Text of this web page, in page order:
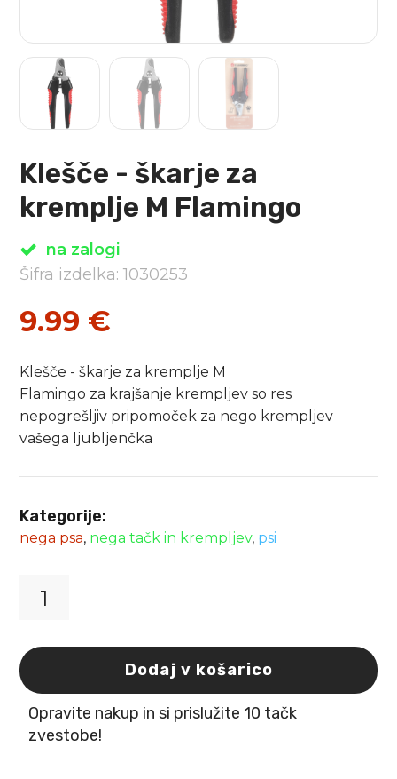
Klešče - škarje za
kremplje M Flamingo
na zalogi
Šifra izdelka: 1030253
9.99 €
Klešče - škarje za kremplje M
Flamingo za krajšanje krempljev so res
nepogrešljiv pripomoček za nego krempljev
vašega ljubljenčka
Kategorije:
nega psa, nega tačk in krempljev, psi
škarje
za
kremplje
Flamingo
količina
Dodaj v košarico
Opravite nakup in si prislužite 10 tačk
zvestobe!